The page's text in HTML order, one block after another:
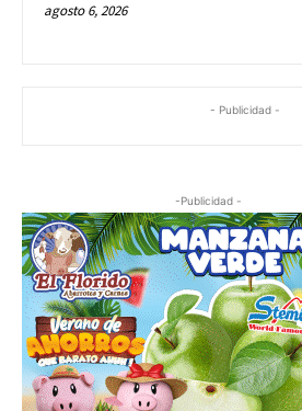
agosto 6, 2026
- Publicidad -
-Publicidad -